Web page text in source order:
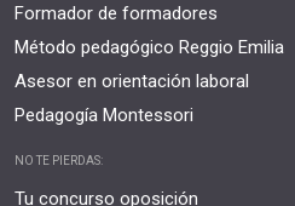
Formador de formadores
Método pedagógico Reggio Emilia
Asesor en orientación laboral
Pedagogía Montessori
NO TE PIERDAS:
Tu concurso oposición